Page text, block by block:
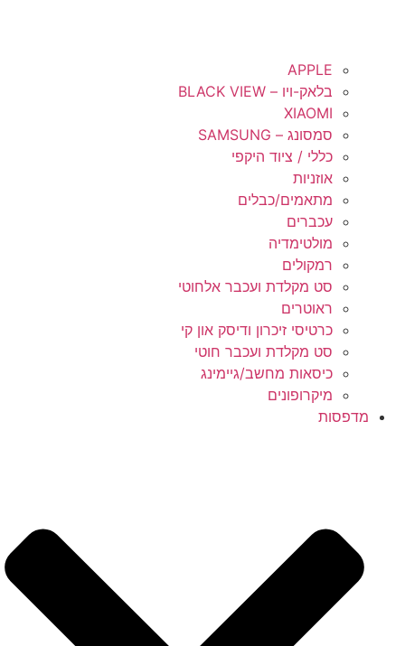
APPLE
בלאק-ויו – BLACK VIEW
XIAOMI
סמסונג – SAMSUNG
כללי / ציוד היקפי
אוזניות
מתאמים/כבלים
עכברים
מולטימדיה
רמקולים
סט מקלדת ועכבר אלחוטי
ראוטרים
כרטיסי זיכרון ודיסק און קי
סט מקלדת ועכבר חוטי
כיסאות מחשב/גיימינג
מיקרופונים
מדפסות